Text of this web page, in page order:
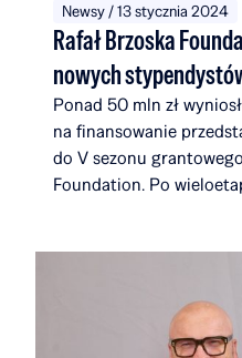
Newsy / 13 stycznia 2024
Rafał Brzoska
nowych
Ponad 50 mln zł
na finansowanie
do V sezonu
Foundation. Po
świecie. W ciągu pięciu
Foundation